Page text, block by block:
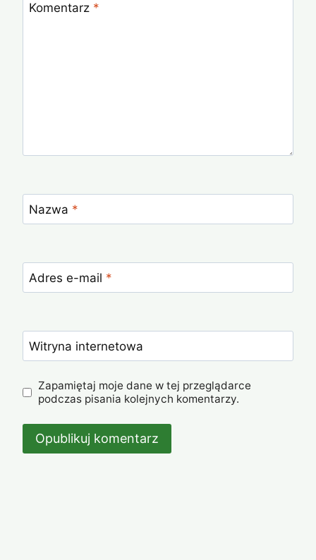
Komentarz *
Nazwa *
Adres e-mail *
Witryna internetowa
Zapamiętaj moje dane w tej przeglądarce
podczas pisania kolejnych komentarzy.